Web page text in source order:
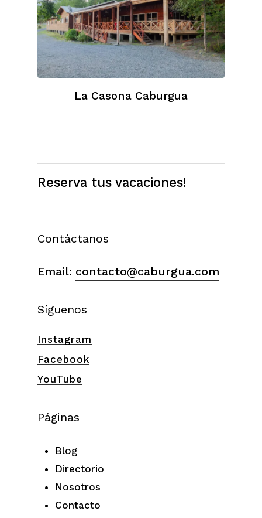
La Casona Caburgua
Reserva tus vacaciones!
Contáctanos
Email: contacto@caburgua.com
Síguenos
Instagram
Facebook
YouTube
Páginas
Blog
Directorio
Nosotros
Contacto